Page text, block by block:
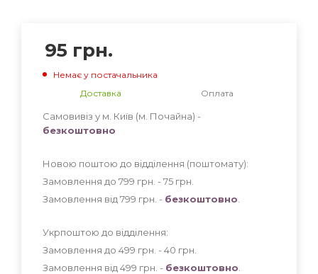
95 грн.
Немає у постачальника
Доставка
Оплата
Самовивіз у м. Київ (м. Почайна) -
безкоштовно
Новою поштою до відділення (поштомату):
Замовлення до 799 грн. - 75 грн
Замовлення від 799 грн. - безкоштовно
Укрпоштою до відділення:
Замовлення до 499 грн. - 40 грн
Замовлення від 499 грн. - безкоштовно